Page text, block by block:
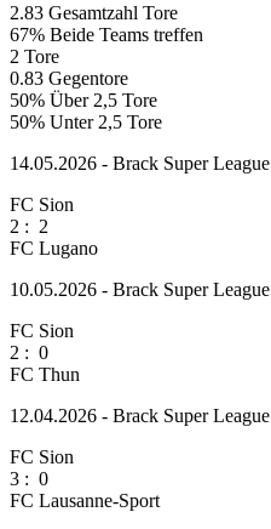
2.83 Gesamtzahl Tore
67% Beide Teams treffen
2 Tore
0.83 Gegentore
50% Über 2,5 Tore
50% Unter 2,5 Tore
14.05.2026 - Brack Super League
FC Sion
2 : 2
FC Lugano
10.05.2026 - Brack Super League
FC Sion
2 : 0
FC Thun
12.04.2026 - Brack Super League
FC Sion
3 : 0
FC Lausanne-Sport